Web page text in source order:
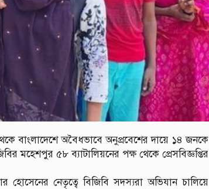
বাংলাদেশে অবৈধভাবে অনুপ্রবেশের দায়ে ১৪ জনকে
মহেশপুর ৫৮ ব্যাটালিয়নের পক্ষ থেকে প্রেসবিজ্ঞপ্তির
নেতৃত্বে বিজিবি সদস্যরা অভিযান চালিয়ে